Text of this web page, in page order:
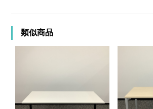
類似商品